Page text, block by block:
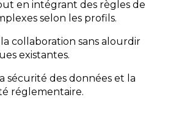
en intégrant des règles de
selon les profils.
collaboration sans alourdir
existantes.
sécurité des données et la
réglementaire.